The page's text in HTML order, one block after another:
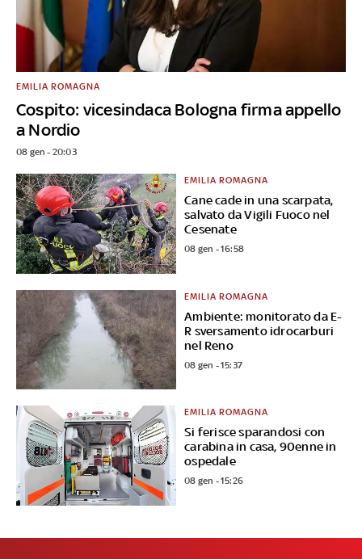
Cospito: vicesindaca Bologna firma appello
a Nordio
EMILIA ROMAGNA
08 gen - 20:03
Cane cade in una scarpata,
salvato da Vigili Fuoco nel
Cesenate
EMILIA ROMAGNA
08 gen - 16:58
Ambiente: monitorato da E-
R sversamento idrocarburi
nel Reno
EMILIA ROMAGNA
08 gen - 15:37
Si ferisce sparandosi con
carabina in casa, 90enne in
ospedale
EMILIA ROMAGNA
08 gen - 15:26